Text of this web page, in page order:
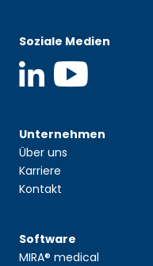
Soziale Medien
Unternehmen
Über uns
Karriere
Kontakt
Software
MIRA® medical